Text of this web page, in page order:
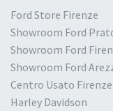
Ford Store Firenze
Showroom Ford
Showroom Ford
Showroom Ford
Centro Usato Firenze
Harley Davidson